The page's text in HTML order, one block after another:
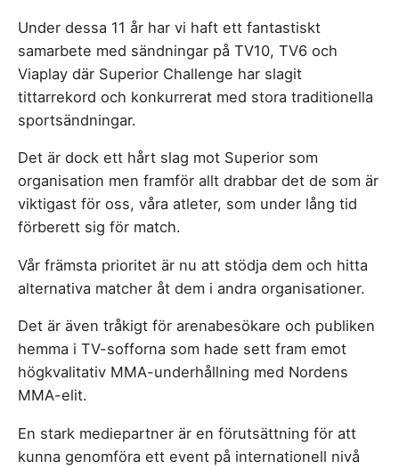
Under dessa 11 år har vi haft ett fantastiskt
samarbete med sändningar på TV10, TV6 och
Viaplay där Superior Challenge har slagit
tittarrekord och konkurrerat med stora traditionella
sportsändningar.
Det är dock ett hårt slag mot Superior som
organisation men framför allt drabbar det de som är
viktigast för oss, våra atleter, som under lång tid
förberett sig för match.
Vår främsta prioritet är nu att stödja dem och hitta
alternativa matcher åt dem i andra organisationer.
Det är även tråkigt för arenabesökare och publiken
hemma i TV-sofforna som hade sett fram emot
högkvalitativ MMA-underhållning med Nordens
MMA-elit.
En stark mediepartner är en förutsättning för att
kunna genomföra ett event på internationell nivå